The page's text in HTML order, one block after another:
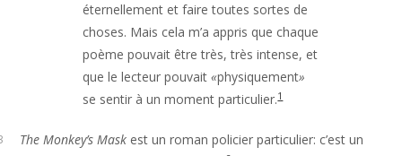
éternellement et faire toutes sortes de
choses. Mais cela m’a appris que chaque
poème pouvait être très, très intense, et
que le lecteur pouvait«physiquement»
se sentir à un moment particulier.1
The Monkey’s Mask est un roman policier particulier: c’est un